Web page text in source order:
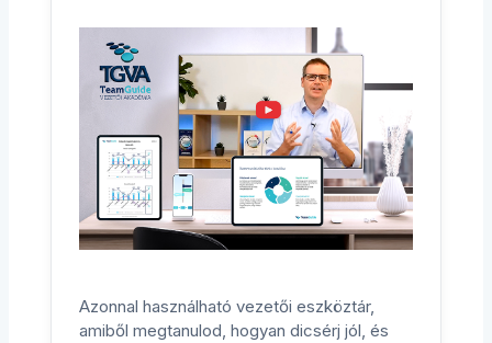
Azonnal használható vezetői eszköztár,
amiből megtanulod, hogyan dicsérj jól, és